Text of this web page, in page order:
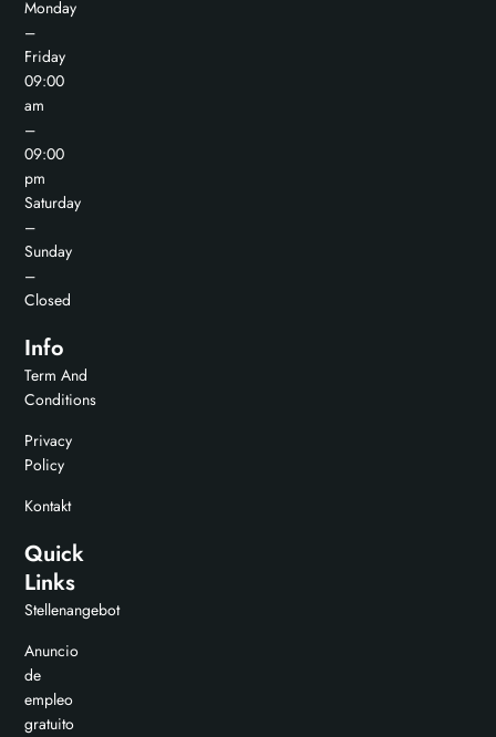
Monday
–
Friday
09:00
am
–
09:00
pm
Saturday
–
Sunday
–
Closed
Info
Term And
Conditions
Privacy
Policy
Kontakt
Quick
Links
Stellenangebot
Anuncio
de
empleo
gratuito